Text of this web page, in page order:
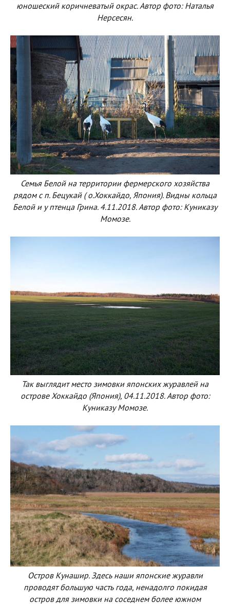
юношеский коричневатый окрас. Автор фото: Наталья
Нерсесян.
Семья Белой на территории фермерского хозяйства
рядом с п. Бецукай ( о.Хоккайдо, Япония). Видны кольца
Белой и у птенца Грина. 4.11.2018. Автор фото: Куниказу
Момозе.
Так выглядит место зимовки японских журавлей на
острове Хоккайдо (Япония), 04.11.2018. Автор фото:
Куниказу Момозе.
Остров Кунашир. Здесь наши японские журавли
проводят большую часть года, ненадолго покидая
остров для зимовки на соседнем более южном